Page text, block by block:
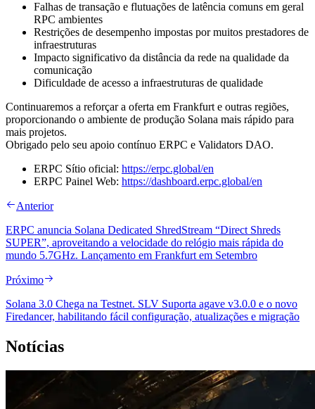
Falhas de transação e flutuações de latência comuns em geral
RPC ambientes
Restrições de desempenho impostas por muitos prestadores de
infraestruturas
Impacto significativo da distância da rede na qualidade da
comunicação
Dificuldade de acesso a infraestruturas de qualidade
Continuaremos a reforçar a oferta em Frankfurt e outras regiões,
proporcionando o ambiente de produção Solana mais rápido para
mais projetos.
Obrigado pelo seu apoio contínuo ERPC e Validators DAO.
ERPC Sítio oficial: https://erpc.global/en
ERPC Painel Web: https://dashboard.erpc.global/en
Anterior
ERPC anuncia Solana Dedicated ShredStream “Direct Shreds
SUPER”, aproveitando a velocidade do relógio mais rápida do
mundo 5.7GHz. Lançamento em Frankfurt em Setembro
Próximo
Solana 3.0 Chega na Testnet. SLV Suporta agave v3.0.0 e o novo
Firedancer, habilitando fácil configuração, atualizações e migração
Notícias